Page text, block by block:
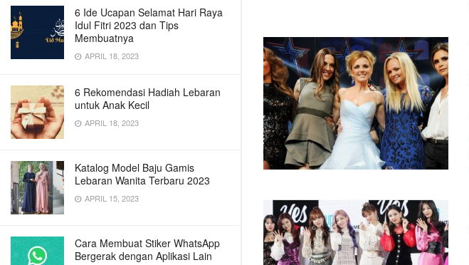
6 Ide Ucapan Selamat Hari Raya
Idul Fitri 2023 dan Tips
Membuatnya
APRIL 18, 2023
6 Rekomendasi Hadiah Lebaran
untuk Anak Kecil
APRIL 18, 2023
Katalog Model Baju Gamis
Lebaran Wanita Terbaru 2023
APRIL 15, 2023
Cara Membuat Stiker WhatsApp
Bergerak dengan Aplikasi Lain